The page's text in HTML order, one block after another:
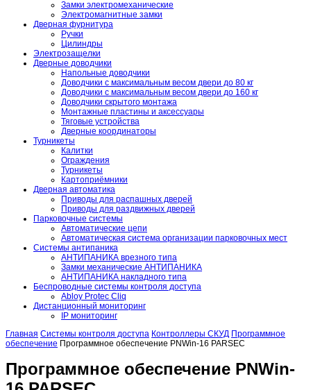
Замки электромеханические
Электромагнитные замки
Дверная фурнитура
Ручки
Цилиндры
Электрозащелки
Дверные доводчики
Напольные доводчики
Доводчики с максимальным весом двери до 80 кг
Доводчики с максимальным весом двери до 160 кг
Доводчики скрытого монтажа
Монтажные пластины и аксессуары
Тяговые устройства
Дверные координаторы
Турникеты
Калитки
Ограждения
Турникеты
Картоприёмники
Дверная автоматика
Приводы для распашных дверей
Приводы для раздвижных дверей
Парковочные системы
Автоматические цепи
Автоматическая система организации парковочных мест
Системы антипаника
АНТИПАНИКА врезного типа
Замки механические АНТИПАНИКА
АНТИПАНИКА накладного типа
Беспроводные системы контроля доступа
Abloy Protec Cliq
Дистанционный мониторинг
IP мониторинг
Главная Системы контроля доступа Контроллеры СКУД Программное
обеспечение Программное обеспечение PNWin-16 PARSEC
Программное обеспечение PNWin-